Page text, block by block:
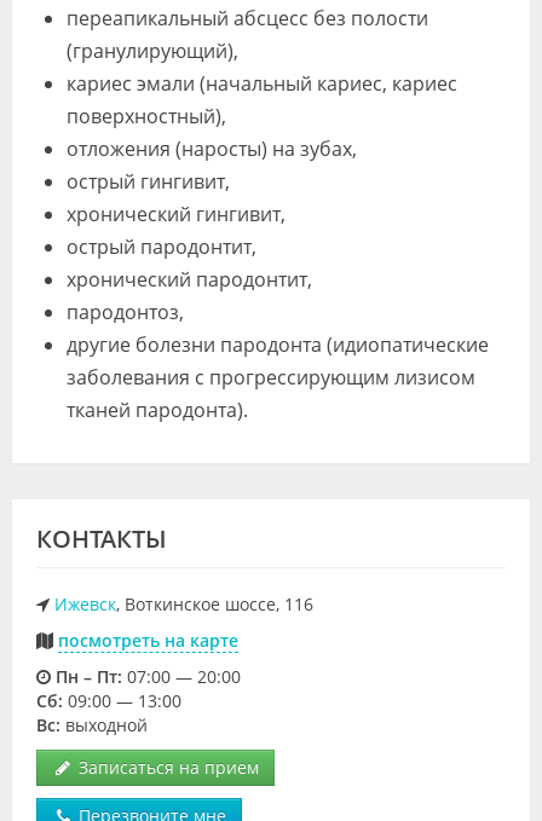
переапикальный абсцесс без полости
(гранулирующий),
кариес эмали (начальный кариес, кариес
поверхностный),
отложения (наросты) на зубах,
острый гингивит,
хронический гингивит,
острый пародонтит,
хронический пародонтит,
пародонтоз,
другие болезни пародонта (идиопатические
заболевания с прогрессирующим лизисом
тканей пародонта).
КОНТАКТЫ
Ижевск, Воткинское шоссе, 116
посмотреть на карте
Пн – Пт: 07:00 — 20:00
Cб: 09:00 — 13:00
Вс: выходной
Записаться на прием
Перезвоните мне